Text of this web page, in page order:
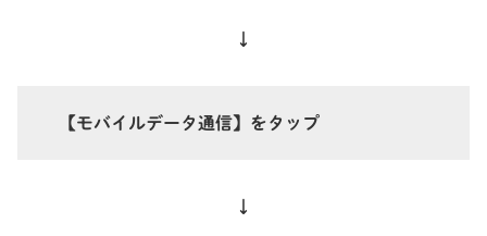
↓
【モバイルデータ通信】 をタップ
↓